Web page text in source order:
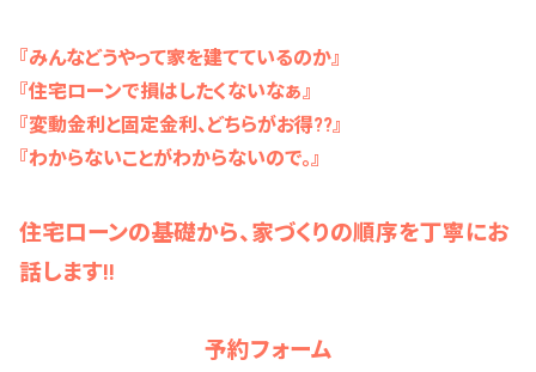
『みんなどうやって家を建てているのか』
『住宅ローンで損はしたくないなぁ』
『変動金利と固定金利、どちらがお得??』
『わからないことがわからないので。』
住宅ローンの基礎から、家づくりの順序を丁寧にお
話します!!
予約フォーム